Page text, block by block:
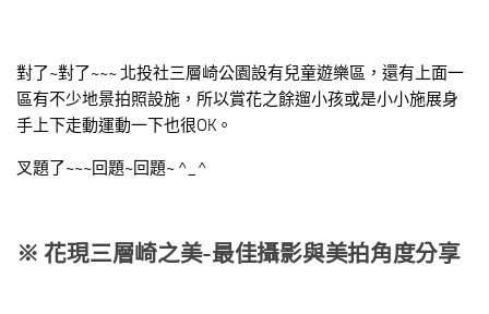
對了~對了~~~ 北投社三層崎公園設有兒童遊樂區，還有上面一
區有不少地景拍照設施，所以賞花之餘遛小孩或是小小施展身
手上下走動運動一下也很OK。
叉題了~~~回題~回題~ ^_^
※花現三層崎之美-最佳攝影與美拍角度分享